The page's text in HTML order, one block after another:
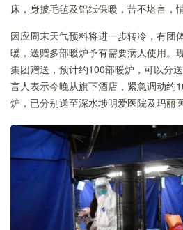
床，身披毛毡及铝纸保暖，苦不堪言，
因应周末天气预料将进一步转冷，有团
暖，送赠多部暖炉予有需要病人使用。
集团赠送，预计约100部暖炉，可以分
言人表示今晚从旗下酒店，紧急调动约
炉，已分别送至深水埗明爱医院及玛丽医